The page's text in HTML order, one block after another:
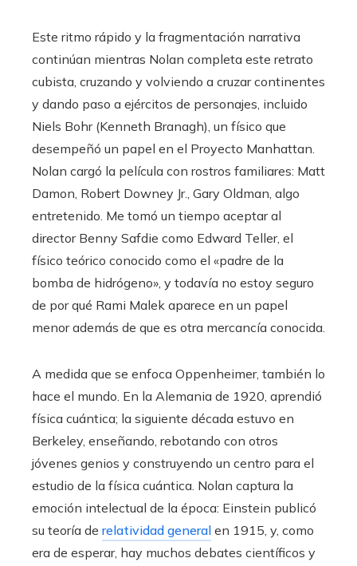
Este ritmo rápido y la fragmentación narrativa
continúan mientras Nolan completa este retrato
cubista, cruzando y volviendo a cruzar continentes
y dando paso a ejércitos de personajes, incluido
Niels Bohr (Kenneth Branagh), un físico que
desempeñó un papel en el Proyecto Manhattan.
Nolan cargó la película con rostros familiares: Matt
Damon, Robert Downey Jr., Gary Oldman, algo
entretenido. Me tomó un tiempo aceptar al
director Benny Safdie como Edward Teller, el
físico teórico conocido como el «padre de la
bomba de hidrógeno», y todavía no estoy seguro
de por qué Rami Malek aparece en un papel
menor además de que es otra mercancía conocida.
A medida que se enfoca Oppenheimer, también lo
hace el mundo. En la Alemania de 1920, aprendió
física cuántica; la siguiente década estuvo en
Berkeley, enseñando, rebotando con otros
jóvenes genios y construyendo un centro para el
estudio de la física cuántica. Nolan captura la
emoción intelectual de la época: Einstein publicó
su teoría de relatividad general en 1915, y, como
era de esperar, hay muchos debates científicos y